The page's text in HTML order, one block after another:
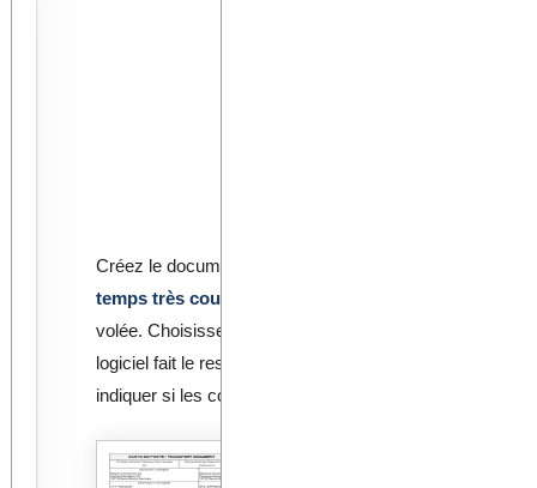
Créez le document de transport pour vos envois de
temps très court
volée. Choisissez le produit chimique dans votre base
logiciel fait le reste. Pour les déchets dangereux c'est
indiquer si les conteneurs ou véhicules sont livrés vide